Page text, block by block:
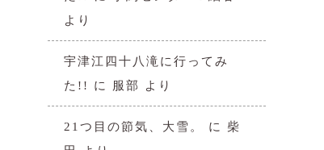
より
宇津江四十八滝に行ってみ
た!!
に 服部 より
21つ目の節気、大雪。 に 柴